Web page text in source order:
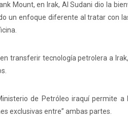
Mount, en Irak, Al Sudani dio la
un enfoque diferente al tratar con
transferir tecnología petrolera a
de Petróleo iraquí permite a
exclusivas entre” ambas partes.